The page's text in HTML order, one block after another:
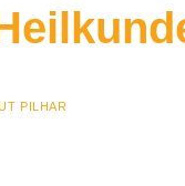
PILHAR